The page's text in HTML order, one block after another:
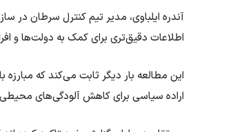
آندره ایلباوی، مدیر تیم کنترل سرطان
اطلاعات دقیق‌تری برای کمک به دولت‌ها و
این مطالعه بار دیگر ثابت می‌کند که مبارزه
اراده سیاسی برای کاهش آلودگی‌های